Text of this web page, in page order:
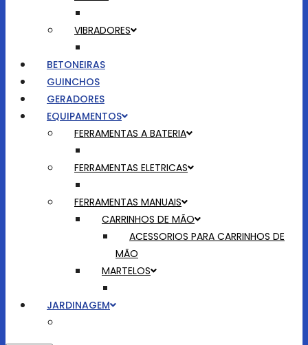
VIBRADORES
BETONEIRAS
GUINCHOS
GERADORES
EQUIPAMENTOS
FERRAMENTAS A BATERIA
FERRAMENTAS ELETRICAS
FERRAMENTAS MANUAIS
CARRINHOS DE MÃO
ACESSORIOS PARA CARRINHOS DE
MÃO
MARTELOS
JARDINAGEM